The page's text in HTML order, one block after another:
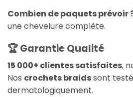
Combien de paquets prévoir
une chevelure complète.
🏆 Garantie Qualité
15 000+ clientes satisfaites,
Nos crochets braidssont
dermatologiquement.